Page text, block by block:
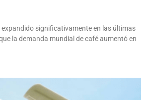
expandido significativamente en las últimas
la demanda mundial de café aumentó en